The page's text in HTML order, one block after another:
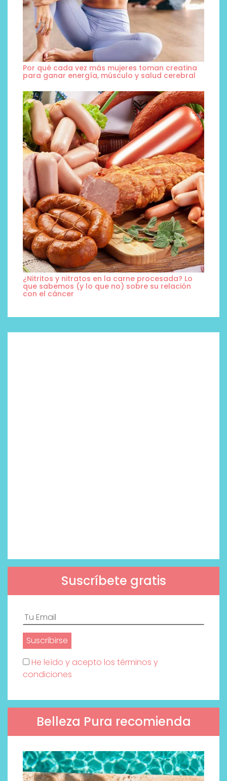
Por qué cada vez más mujeres toman creatina
para ganar energía, músculo y salud cerebral
¿Nitritos y nitratos en la carne procesada? Lo
que sabemos (y lo que no) sobre su relación
con el cáncer
Suscríbete gratis
He leído y acepto los términos y
condiciones
Belleza Pura recomienda